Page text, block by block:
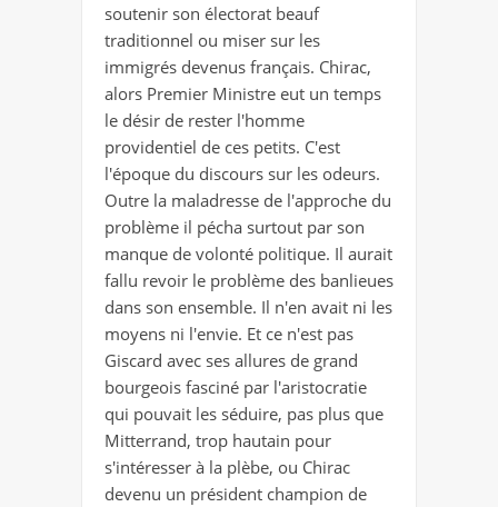
soutenir son électorat beauf
traditionnel ou miser sur les
immigrés devenus français. Chirac,
alors Premier Ministre eut un temps
le désir de rester l'homme
providentiel de ces petits. C'est
l'époque du discours sur les odeurs.
Outre la maladresse de l'approche du
problème il pécha surtout par son
manque de volonté politique. Il aurait
fallu revoir le problème des banlieues
dans son ensemble. Il n'en avait ni les
moyens ni l'envie. Et ce n'est pas
Giscard avec ses allures de grand
bourgeois fasciné par l'aristocratie
qui pouvait les séduire, pas plus que
Mitterrand, trop hautain pour
s'intéresser à la plèbe, ou Chirac
devenu un président champion de